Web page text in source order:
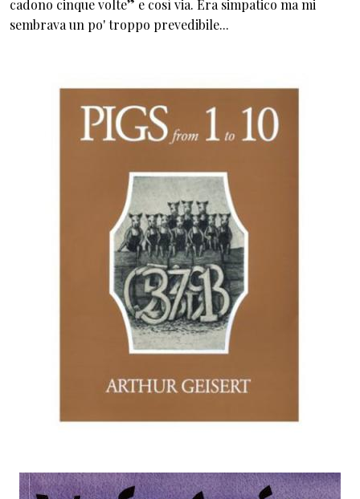
cadono cinque volte” e così via. Era simpatico ma mi
sembrava un po' troppo prevedibile...